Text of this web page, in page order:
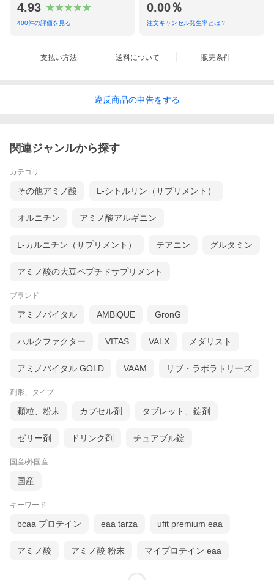
4.93
400件の評価を見る
0.00％
注文キャンセル発生率とは？
支払い方法 送料について 販売条件
違反商品の申告をする
関連ジャンルから探す
カテゴリ
その他アミノ酸 L-シトルリン（サプリメント）
オルニチン アミノ酸アルギニン
L-カルニチン（サプリメント） テアニン グルタミン
アミノ酸の大豆ペプチドサプリメント
ブランド
アミノバイタル AMBiQUE GronG
ハルクファクター VITAS VALX メダリスト
アミノバイタル GOLD VAAM リブ・ラボラトリーズ
剤形、タイプ
顆粒、粉末 カプセル剤 タブレット、錠剤
ゼリー剤 ドリンク剤 チュアブル錠
国産/外国産
国産
キーワード
bcaa プロテイン eaa tarza ufit premium eaa
アミノ酸 アミノ酸 粉末 マイプロテイン eaa